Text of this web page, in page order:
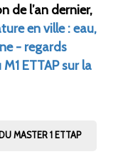
de l’an dernier,
en ville : eau,
- regards
ETTAP sur la
MASTER 1 ETTAP